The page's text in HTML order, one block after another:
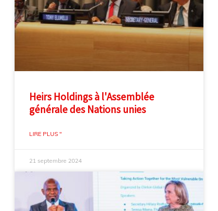
Heirs Holdings à l'Assemblée
générale des Nations unies
LIRE PLUS "
21 septembre 2024